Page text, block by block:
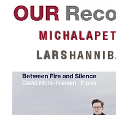
M I C H A L AP E
L A R S H A N N I B